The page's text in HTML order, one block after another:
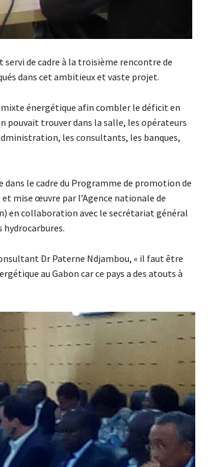
servi de cadre à la troisième rencontre de
dans cet ambitieux et vaste projet.
énergétique afin combler le déficit en
pouvait trouver dans la salle, les opérateurs
les consultants, les banques,
le cadre du Programme de promotion de
mise œuvre par l’Agence nationale de
en collaboration avec le secrétariat général
Dr Paterne Ndjambou, « il faut être
au Gabon car ce pays a des atouts à